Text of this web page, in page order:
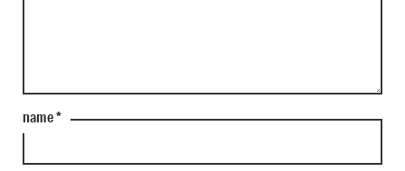
name*